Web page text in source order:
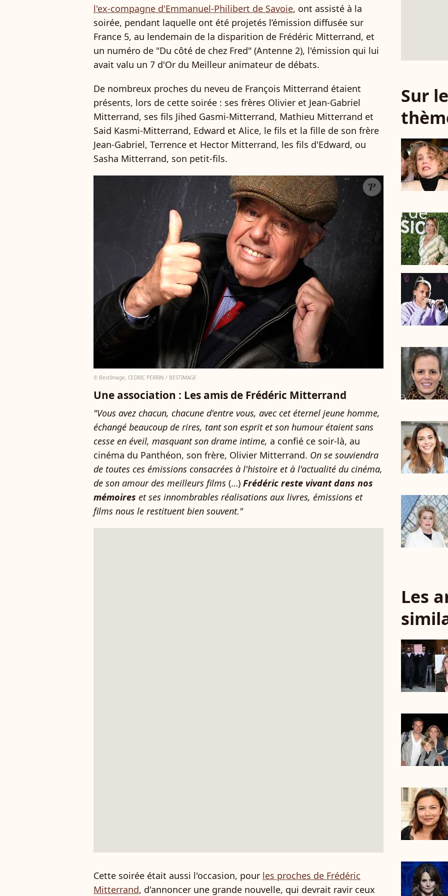
l'ex-compagne d'Emmanuel-Philibert de Savoie, ont assisté à la
soirée, pendant laquelle ont été projetés l’émission diffusée sur
France 5, au lendemain de la disparition de Frédéric Mitterrand, et
un numéro de "Du côté de chez Fred" (Antenne 2), l'émission qui lui
avait valu un 7 d'Or du Meilleur animateur de débats.
De nombreux proches du neveu de François Mitterrand étaient
présents, lors de cette soirée : ses frères Olivier et Jean-Gabriel
Mitterrand, ses fils Jihed Gasmi-Mitterrand, Mathieu Mitterrand et
Said Kasmi-Mitterrand, Edward et Alice, le fils et la fille de son frère
Jean-Gabriel, Terrence et Hector Mitterrand, les fils d'Edward, ou
Sasha Mitterrand, son petit-fils.
© BestImage, CEDRIC PERRIN / BESTIMAGE
Une association : Les amis de Frédéric Mitterrand
"Vous avez chacun, chacune d'entre vous, avec cet éternel jeune homme,
échangé beaucoup de rires, tant son esprit et son humour étaient sans
cesse en éveil, masquant son drame intime, a confié ce soir-là, au
cinéma du Panthéon, son frère, Olivier Mitterrand. On se souviendra
de toutes ces émissions consacrées à l'histoire et à l'actualité du cinéma,
de son amour des meilleurs films (…) Frédéric reste vivant dans nos
mémoires et ses innombrables réalisations aux livres, émissions et
films nous le restituent bien souvent."
Cette soirée était aussi l'occasion, pour les proches de Frédéric
Mitterrand, d'annoncer une grande nouvelle, qui devrait ravir ceux
Sur
Les